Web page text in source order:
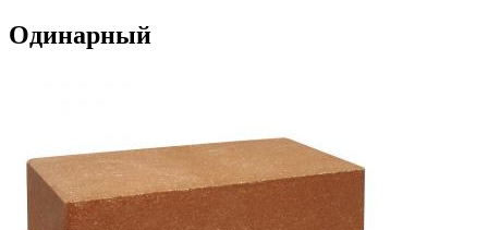
Одинарный